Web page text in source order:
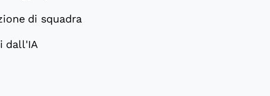
di squadra
dall'IA